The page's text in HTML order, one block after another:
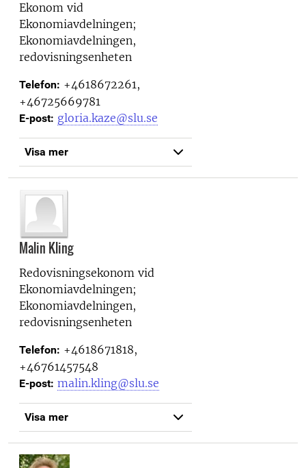
Ekonom vid
Ekonomiavdelningen;
Ekonomiavdelningen,
redovisningsenheten
Telefon: +4618672261,
+46725669781
E-post: gloria.kaze@slu.se
Visa mer
Malin Kling
Redovisningsekonom vid
Ekonomiavdelningen;
Ekonomiavdelningen,
redovisningsenheten
Telefon: +4618671818,
+46761457548
E-post: malin.kling@slu.se
Visa mer